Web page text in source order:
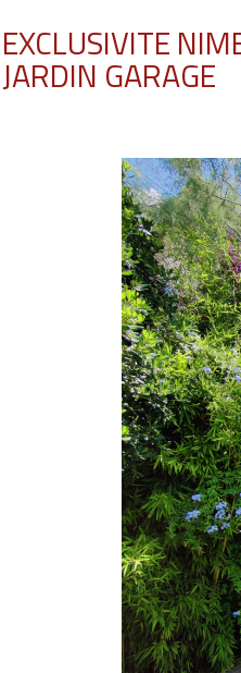
EXCLUSIVITE
JARDIN GARAGE